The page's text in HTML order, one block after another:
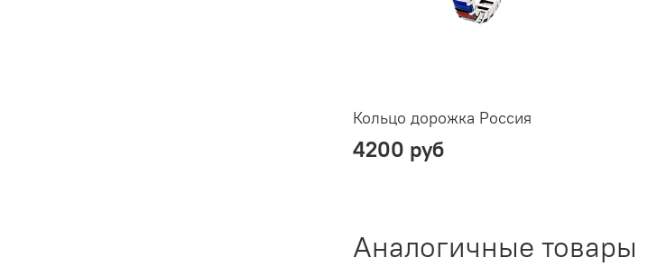
Кольцо дорожка Россия
4200 руб
Аналогичные товары